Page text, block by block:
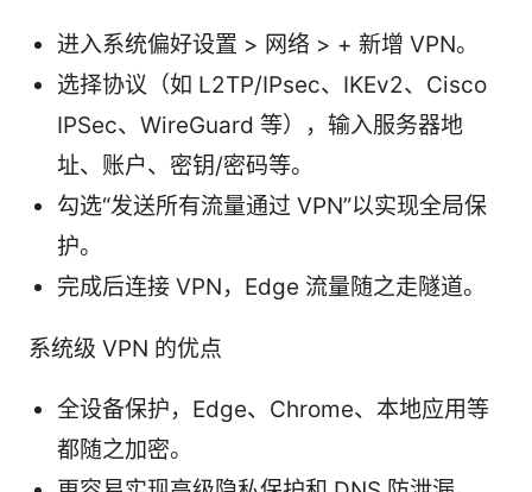
进入系统偏好设置 > 网络 > + 新增 VPN。
选择协议（如 L2TP/IPsec、IKEv2、Cisco
IPSec、WireGuard 等），输入服务器地
址、账户、密钥/密码等。
勾选“发送所有流量通过 VPN”以实现全局保
护。
完成后连接 VPN，Edge 流量随之走隧道。
系统级 VPN 的优点
全设备保护，Edge、Chrome、本地应用等
都随之加密。